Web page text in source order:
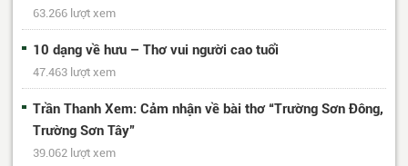
63.266 lượt xem
10 dạng về hưu – Thơ vui người cao tuổi
47.463 lượt xem
Trần Thanh Xem: Cảm nhận về bài thơ “Trường Sơn Đông,
Trường Sơn Tây”
39.062 lượt xem